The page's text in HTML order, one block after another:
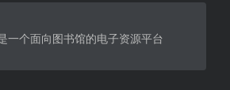
一个面向图书馆的电子资源平台